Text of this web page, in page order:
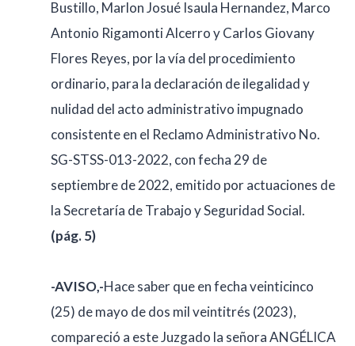
Bustillo, Marlon Josué Isaula Hernandez, Marco
Antonio Rigamonti Alcerro y Carlos Giovany
Flores Reyes, por la vía del procedimiento
ordinario, para la declaración de ilegalidad y
nulidad del acto administrativo impugnado
consistente en el Reclamo Administrativo No.
SG-STSS-013-2022, con fecha 29 de
septiembre de 2022, emitido por actuaciones de
la Secretaría de Trabajo y Seguridad Social.
(pág. 5)
-AVISO,-Hace saber que en fecha veinticinco
(25) de mayo de dos mil veintitrés (2023),
compareció a este Juzgado la señora ANGÉLICA